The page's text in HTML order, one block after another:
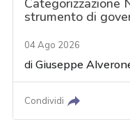
Categorizzazione
strumento di
04 Ago 2026
diGiuseppe
Condividi